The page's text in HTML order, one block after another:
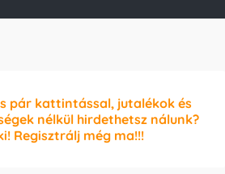
pár kattintással, jutalékok és
nélkül hirdethetsz nálunk?
Regisztrálj még ma!!!